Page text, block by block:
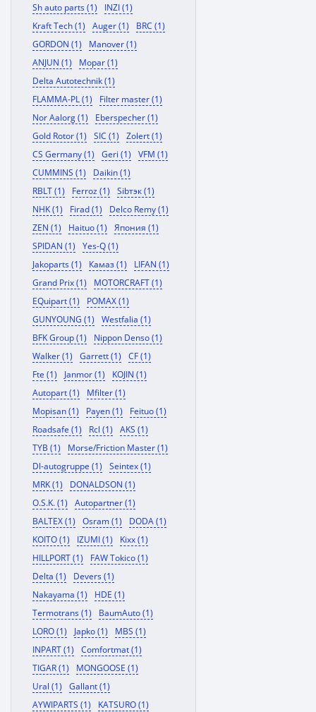
Sh auto parts (1)
INZI (1)
Kraft Tech (1)
Auger (1)
BRC (1)
GORDON (1)
Manover (1)
ANJUN (1)
Mopar (1)
Delta Autotechnik (1)
FLAMMA-PL (1)
Filter master (1)
Nor Aalorg (1)
Eberspecher (1)
Gold Rotor (1)
SIC (1)
Zolert (1)
CS Germany (1)
Geri (1)
VFM (1)
CUMMINS (1)
Daikin (1)
RBLT (1)
Ferroz (1)
Sibтэк (1)
NHK (1)
Firad (1)
Delco Remy (1)
ZEN (1)
Haituo (1)
Япония (1)
SPIDAN (1)
Yes-Q (1)
Jakoparts (1)
Камаз (1)
LIFAN (1)
Grand Prix (1)
MOTORCRAFT (1)
EQuipart (1)
POMAX (1)
GUNYOUNG (1)
Westfalia (1)
BFK Group (1)
Nippon Denso (1)
Walker (1)
Garrett (1)
CF (1)
Fte (1)
Janmor (1)
KOJIN (1)
Autopart (1)
Mfilter (1)
Mopisan (1)
Payen (1)
Feituo (1)
Roadsafe (1)
Rcl (1)
AKS (1)
TYB (1)
Morse/Friction Master (1)
Dl-autogruppe (1)
Seintex (1)
MRK (1)
DONALDSON (1)
O.S.K. (1)
Autopartner (1)
BALTEX (1)
Osram (1)
DODA (1)
KOITO (1)
IZUMI (1)
Kixx (1)
HILLPORT (1)
FAW Tokico (1)
Delta (1)
Devers (1)
Nakayama (1)
HDE (1)
Termotrans (1)
BaumAuto (1)
LORO (1)
Japko (1)
MBS (1)
INPART (1)
Comfortmat (1)
TIGAR (1)
MONGOOSE (1)
Ural (1)
Gallant (1)
AYWIPARTS (1)
KATSURO (1)